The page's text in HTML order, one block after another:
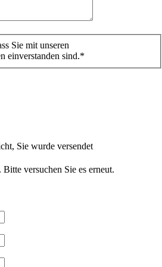
Sie mit unseren
einverstanden sind.*
Sie wurde versendet
versuchen Sie es erneut.